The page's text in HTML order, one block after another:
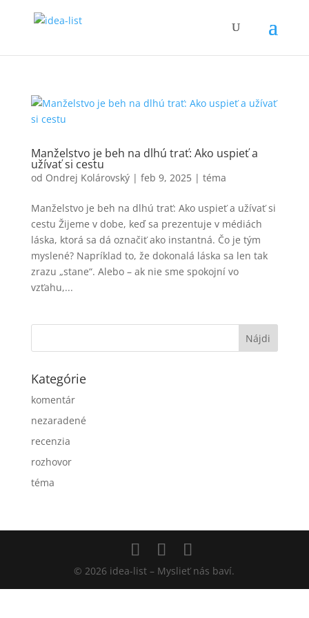
Manželstvo je beh na dlhú trať: Ako uspieť a
užívať si cestu
od Ondrej Kolárovský| feb 9, 2025| téma
Manželstvo je beh na dlhú trať: Ako uspieť a užívať si
cestu Žijeme v dobe, keď sa prezentuje v médiách
láska, ktorá sa dá označiť ako instantná. Čo je tým
myslené? Napríklad to, že dokonalá láska sa len tak
zrazu „stane“. Alebo – ak nie sme spokojní vo
vzťahu,...
Kategórie
komentár
nezaradené
recenzia
rozhovor
téma
© 2026 idea-list – Myslieť nás baví.